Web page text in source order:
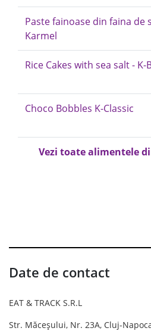
Paste fainoase din faina de
Karmel
Rice Cakes with sea salt - K-
Choco Bobbles K-Classic
Vezi toate alimentele
Date de contact
EAT & TRACK S.R.L
Str. Măceșului, Nr. 23A, Cluj-